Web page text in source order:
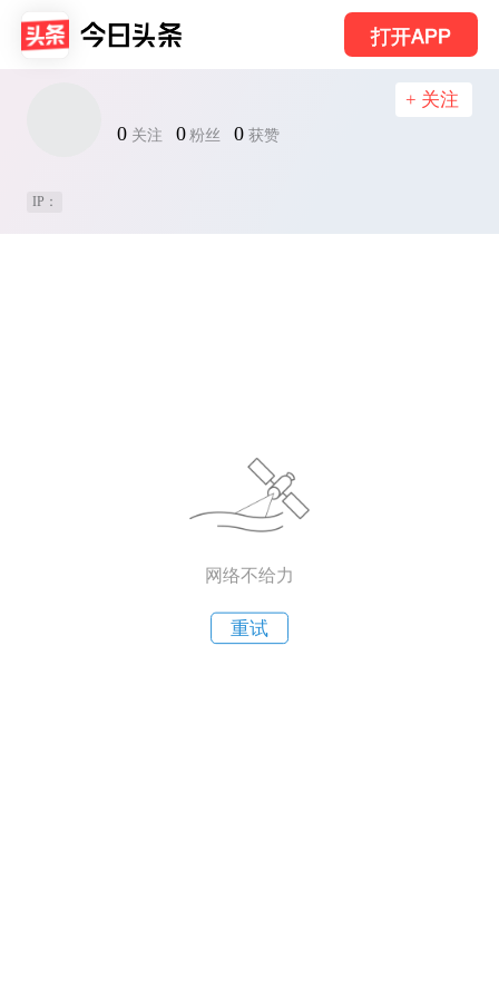
打开APP
0 关注 0 粉丝 0 获赞
+ 关注
IP：
网络不给力
重试